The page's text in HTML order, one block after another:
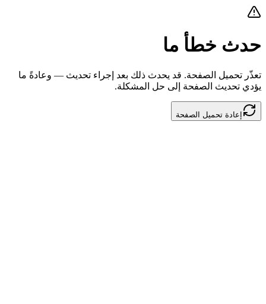
حدث خطأ ما
تعذّر تحميل الصفحة. قد يحدث ذلك بعد إجراء تحديث — وعادةً ما
يؤدي تحديث الصفحة إلى حل المشكلة.
إعادة تحميل الصفحة